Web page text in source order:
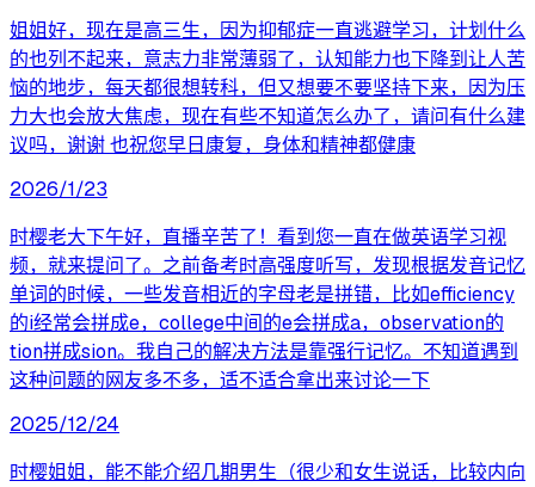
姐姐好，现在是高三生，因为抑郁症一直逃避学习，计划什么
的也列不起来，意志力非常薄弱了，认知能力也下降到让人苦
恼的地步，每天都很想转科，但又想要不要坚持下来，因为压
力大也会放大焦虑，现在有些不知道怎么办了，请问有什么建
议吗，谢谢 也祝您早日康复，身体和精神都健康
2026/1/23
时樱老大下午好，直播辛苦了！看到您一直在做英语学习视
频，就来提问了。之前备考时高强度听写，发现根据发音记忆
单词的时候，一些发音相近的字母老是拼错，比如efficiency
的i经常会拼成e，college中间的e会拼成a，observation的
tion拼成sion。我自己的解决方法是靠强行记忆。不知道遇到
这种问题的网友多不多，适不适合拿出来讨论一下
2025/12/24
时樱姐姐，能不能介绍几期男生（很少和女生说话，比较内向